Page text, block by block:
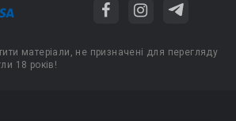
матеріали, не призначені для перегляду
18 років!